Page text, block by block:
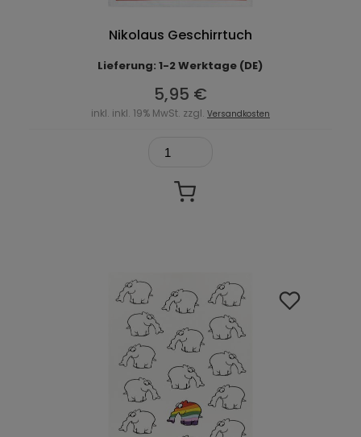
Nikolaus Geschirrtuch
Lieferung: 1-2 Werktage (DE)
5,95 €
inkl. inkl. 19% MwSt. zzgl. Versandkosten